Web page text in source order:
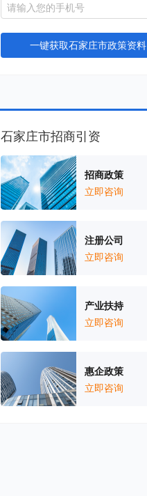
一键获取石家庄市政策资料
石家庄市招商引资
招商政策
立即咨询
注册公司
立即咨询
产业扶持
立即咨询
惠企政策
立即咨询